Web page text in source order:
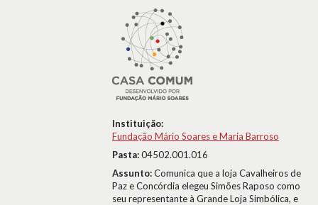
Instituição:
Fundação Mário Soares e Maria Barroso
Pasta:04502.001.016
Assunto:Comunica que a loja Cavalheiros de
Paz e Concórdia elegeu Simões Raposo como
seu representante à Grande Loja Simbólica, e